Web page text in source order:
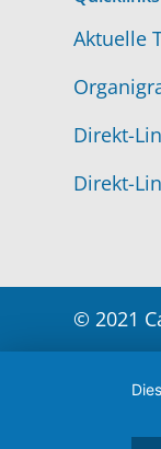
Aktuelle
Direkt-
Direkt-
© 2021